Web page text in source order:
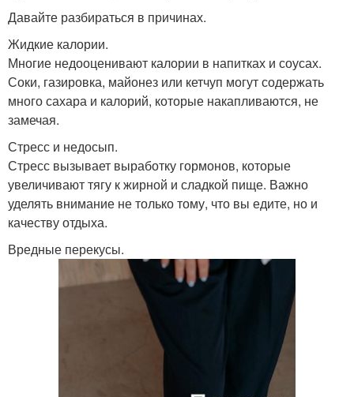
Давайте разбираться в причинах.
Жидкие калории.
Многие недооценивают калории в напитках и соусах.
Соки, газировка, майонез или кетчуп могут содержать
много сахара и калорий, которые накапливаются, не
замечая.
Стресс и недосып.
Стресс вызывает выработку гормонов, которые
увеличивают тягу к жирной и сладкой пище. Важно
уделять внимание не только тому, что вы едите, но и
качеству отдыха.
Вредные перекусы.